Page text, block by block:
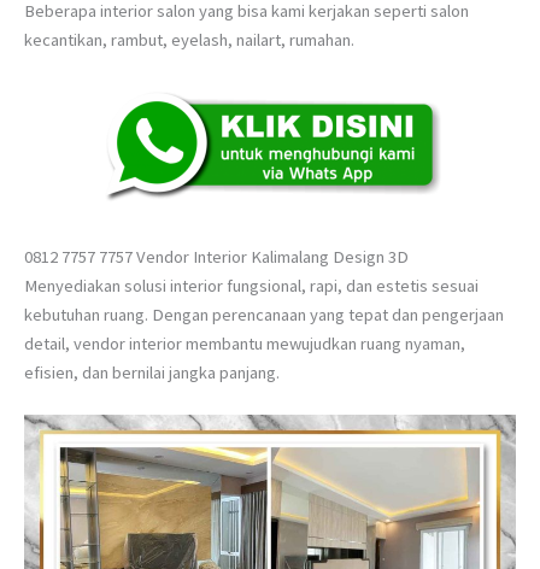
Beberapa interior salon yang bisa kami kerjakan seperti salon
kecantikan, rambut, eyelash, nailart, rumahan.
0812 7757 7757 Vendor Interior Kalimalang Design 3D
Menyediakan solusi interior fungsional, rapi, dan estetis sesuai
kebutuhan ruang. Dengan perencanaan yang tepat dan pengerjaan
detail, vendor interior membantu mewujudkan ruang nyaman,
efisien, dan bernilai jangka panjang.